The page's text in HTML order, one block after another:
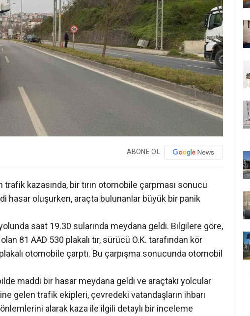
ABONE OL
trafik kazasında, bir tırın otomobile çarpması sonucu
hasar oluşurken, araçta bulunanlar büyük bir panik
yolunda saat 19.30 sularında meydana geldi. Bilgilere göre,
81 AAD 530 plakalı tır, sürücü O.K. tarafından kör
otomobile çarptı. Bu çarpışma sonucunda otomobil
maddi bir hasar meydana geldi ve araçtaki yolcular
gelen trafik ekipleri, çevredeki vatandaşların ihbarı
alarak kaza ile ilgili detaylı bir inceleme